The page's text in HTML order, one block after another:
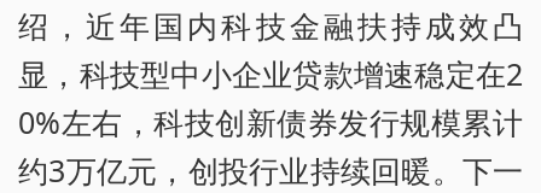
绍，近年国内科技金融扶持成效凸
显，科技型中小企业贷款增速稳定在2
0%左右，科技创新债券发行规模累计
约3万亿元，创投行业持续回暖。下一